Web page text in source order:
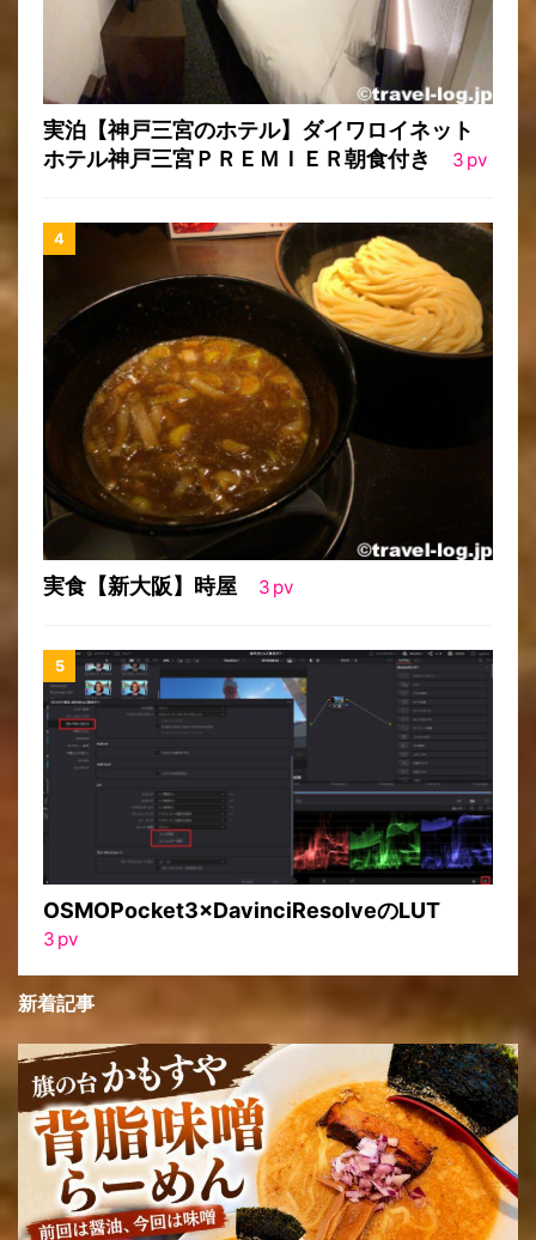
実泊【神戸三宮のホテル】ダイワロイネット
ホテル神戸三宮ＰＲＥＭＩＥＲ朝食付き
3 pv
実食【新大阪】時屋 3 pv
OSMOPocket3×DavinciResolveのLUT
3 pv
新着記事